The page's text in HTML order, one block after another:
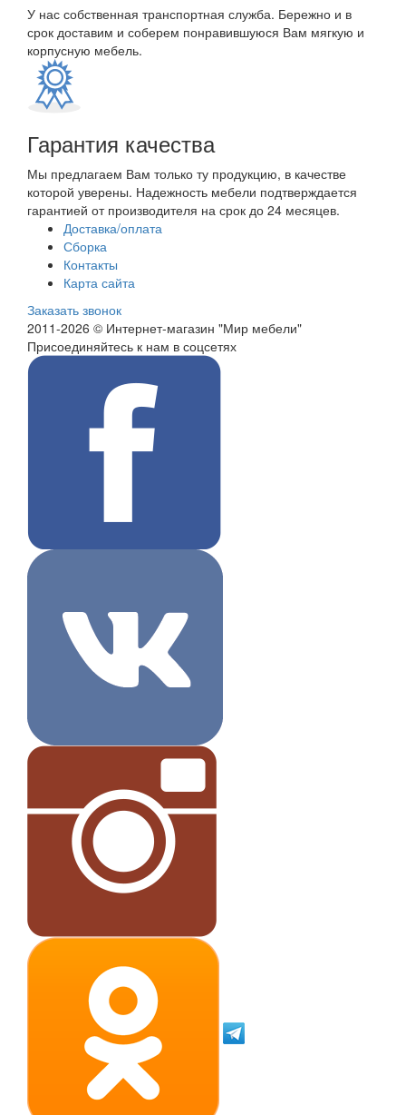
У нас собственная транспортная служба. Бережно и в
срок доставим и соберем понравившуюся Вам мягкую и
корпусную мебель.
Гарантия качества
Мы предлагаем Вам только ту продукцию, в качестве
которой уверены. Надежность мебели подтверждается
гарантией от производителя на срок до 24 месяцев.
Доставка/оплата
Сборка
Контакты
Карта сайта
Заказать звонок
2011-2026 © Интернет-магазин "Мир мебели"
Присоединяйтесь к нам в соцсетях